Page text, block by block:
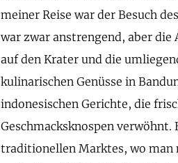
meiner Reise war der Besuch
war zwar anstrengend, aber die
auf den Krater und die
kulinarischen Genüsse in
indonesischen Gerichte, die
Geschmacksknospen verwöhnt.
traditionellen Marktes, wo man